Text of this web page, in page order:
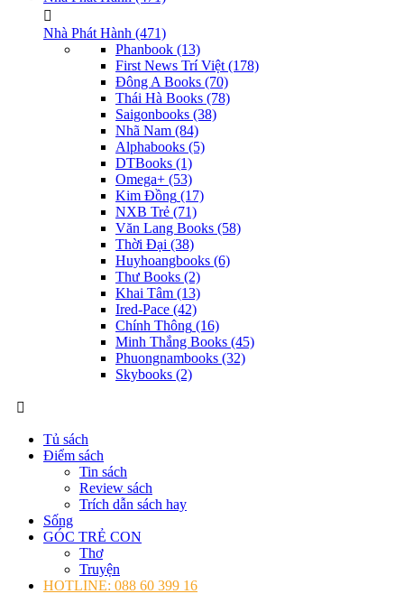
Nhà Phát Hành (471)
Phanbook (13)
First News Trí Việt (178)
Đông A Books (70)
Thái Hà Books (78)
Saigonbooks (38)
Nhã Nam (84)
Alphabooks (5)
DTBooks (1)
Omega+ (53)
Kim Đồng (17)
NXB Trẻ (71)
Văn Lang Books (58)
Thời Đại (38)
Huyhoangbooks (6)
Thư Books (2)
Khai Tâm (13)
Ired-Pace (42)
Chính Thông (16)
Minh Thắng Books (45)
Phuongnambooks (32)
Skybooks (2)
Tủ sách
Điểm sách
Tin sách
Review sách
Trích dẫn sách hay
Sống
GÓC TRẺ CON
Thơ
Truyện
HOTLINE: 088 60 399 16